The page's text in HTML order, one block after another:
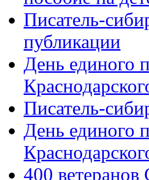
Писатель-
публикации
День единого
Писатель-
День единого
400